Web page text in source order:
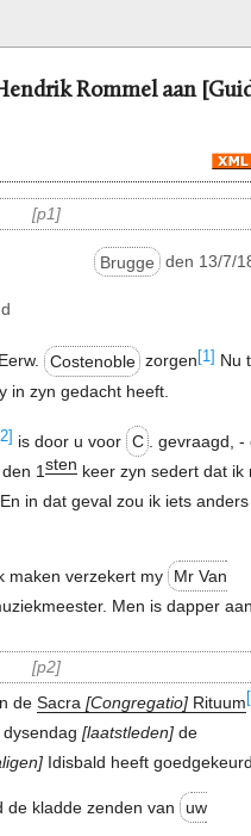
Rommel aan
p1
Brugge den 13/7/
Costenoble zorgen [1] Nu
in zyn gedacht heeft.
is door u voor C
. gevraagd, -
1stenkeer zyn sedert dat ik
in dat geval zou ik iets anders
maken verzekert my
Mr Van
Men is dapper
p2
de Sacra Congregatio Rituum
laatstleden de
Idisbald heeft
de kladde zenden van
uw